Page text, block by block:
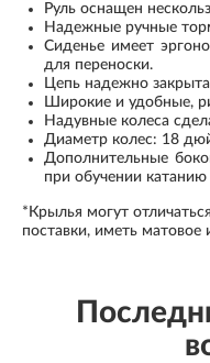
Руль оснащен
Надежные ручные
Сиденье имеет
для переноски.
Цепь надежно
Широкие и удобные,
Надувные колеса
Диаметр колес: 18
Дополнительные
при обучении
*Крылья могут
поставки, иметь матовое